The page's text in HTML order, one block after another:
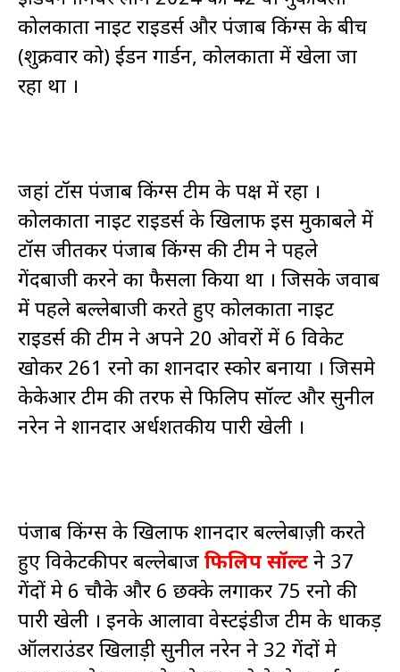
कोलकाता नाइट राइडर्स और पंजाब किंग्स के बीच
(शुक्रवार को) ईडन गार्डन, कोलकाता में खेला जा
रहा था ।
जहां टॉस पंजाब किंग्स टीम के पक्ष में रहा ।
कोलकाता नाइट राइडर्स के खिलाफ इस मुकाबले में
टॉस जीतकर पंजाब किंग्स की टीम ने पहले
गेंदबाजी करने का फैसला किया था । जिसके जवाब
में पहले बल्लेबाजी करते हुए कोलकाता नाइट
राइडर्स की टीम ने अपने 20 ओवरों में 6 विकेट
खोकर 261 रनो का शानदार स्कोर बनाया । जिसमे
केकेआर टीम की तरफ से फिलिप सॉल्ट और सुनील
नरेन ने शानदार अर्धशतकीय पारी खेली ।
पंजाब किंग्स के खिलाफ शानदार बल्लेबाज़ी करते
हुए विकेटकीपर बल्लेबाज फिलिप सॉल्ट ने 37
गेंदों मे 6 चौके और 6 छक्के लगाकर 75 रनो की
पारी खेली । इनके आलावा वेस्टइंडीज टीम के धाकड़
ऑलराउंडर खिलाड़ी सुनील नरेन ने 32 गेंदों मे